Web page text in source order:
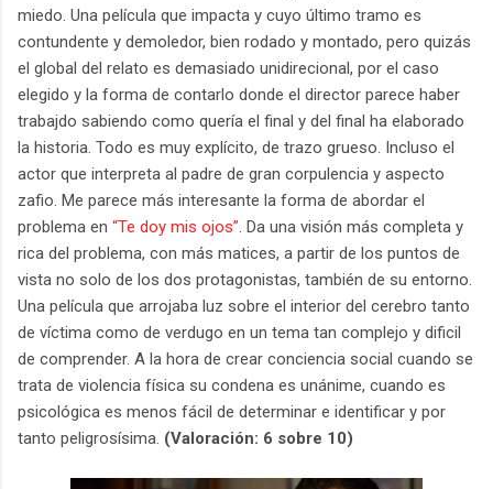
miedo. Una película que impacta y cuyo último tramo es
contundente y demoledor, bien rodado y montado, pero quizás
el global del relato es demasiado unidirecional, por el caso
elegido y la forma de contarlo donde el director parece haber
trabajdo sabiendo como quería el final y del final ha elaborado
la historia. Todo es muy explícito, de trazo grueso. Incluso el
actor que interpreta al padre de gran corpulencia y aspecto
zafio. Me parece más interesante la forma de abordar el
problema en “Te doy mis ojos” . Da una visión más completa y
rica del problema, con más matices, a partir de los puntos de
vista no solo de los dos protagonistas, también de su entorno.
Una película que arrojaba luz sobre el interior del cerebro tanto
de víctima como de verdugo en un tema tan complejo y dificil
de comprender. A la hora de crear conciencia social cuando se
trata de violencia física su condena es unánime, cuando es
psicológica es menos fácil de determinar e identificar y por
tanto peligrosísima. (Valoración: 6 sobre 10)